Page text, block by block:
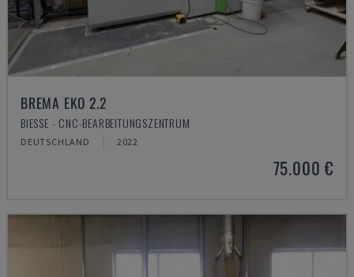
BREMA EKO 2.2
BIESSE - CNC-BEARBEITUNGSZENTRUM
DEUTSCHLAND 2022
75.000 €